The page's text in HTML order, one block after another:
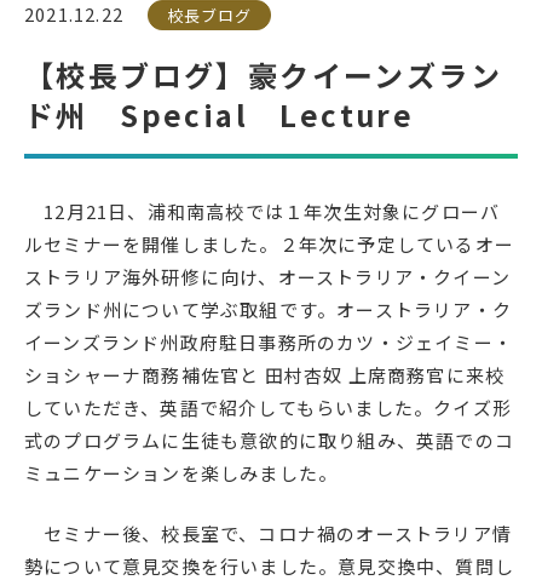
保健室より
図書室より
事務室より
在校生の皆さんへ
地域の皆様へ
同窓会
教育関係者の方へ
各種証明書発行
English
プライバシーポリシー
2021.12.22 校長ブログ
【校長ブログ】豪クイーンズラン
ド州 Special Lecture
12月21日、浦和南高校では１年次生対象にグローバ
ルセミナーを開催しました。２年次に予定しているオー
ストラリア海外研修に向け、オーストラリア・クイーン
ズランド州について学ぶ取組です。オーストラリア・ク
イーンズランド州政府駐日事務所のカツ・ジェイミー・
ショシャーナ商務補佐官と 田村杏奴 上席商務官に来校
していただき、英語で紹介してもらいました。クイズ形
式のプログラムに生徒も意欲的に取り組み、英語でのコ
ミュニケーションを楽しみました。
セミナー後、校長室で、コロナ禍のオーストラリア情
勢について意見交換を行いました。意見交換中、質問し